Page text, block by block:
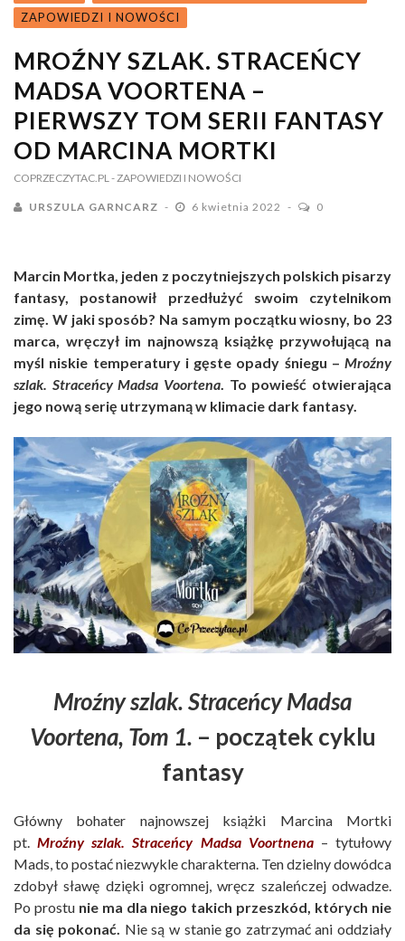
ZAPOWIEDZI I NOWOŚCI
MROŹNY SZLAK. STRACEŃCY
MADSA VOORTENA –
PIERWSZY TOM SERII FANTASY
OD MARCINA MORTKI
COPRZECZYTAC.PL - ZAPOWIEDZI I NOWOŚCI
URSZULA GARNCARZ 6 kwietnia 2022 0
Marcin Mortka, jeden z poczytniejszych polskich pisarzy
fantasy, postanowił przedłużyć swoim czytelnikom
zimę. W jaki sposób? Na samym początku wiosny, bo 23
marca, wręczył im najnowszą książkę przywołującą na
myśl niskie temperatury i gęste opady śniegu – Mroźny
szlak. Straceńcy Madsa Voortena. To powieść otwierająca
jego nową serię utrzymaną w klimacie dark fantasy.
Mroźny szlak. Straceńcy Madsa
Voortena, Tom 1. – początek cyklu
fantasy
Główny bohater najnowszej książki Marcina Mortki
pt.Mroźny szlak. Straceńcy Madsa Voortnena– tytułowy
Mads, to postać niezwykle charakterna. Ten dzielny dowódca
zdobył sławę dzięki ogromnej, wręcz szaleńczej odwadze.
Po prostu nie ma dla niego takich przeszkód, których nie
da się pokonać. Nie są w stanie go zatrzymać ani oddziały